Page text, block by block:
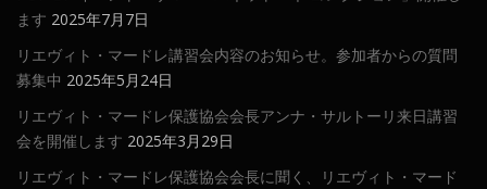
ます 2025年7月7日
リエヴィト・マードレ講習会内容のお知らせ。参加者からの質問
募集中 2025年5月24日
リエヴィト・マードレ保護協会会長アンナ・サルトーリ来日講習
会を開催します 2025年3月29日
リエヴィト・マードレ保護協会会長に聞く、リエヴィト・マード